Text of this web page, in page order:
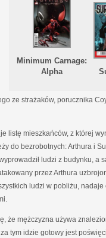
Minimum Carnage:
Alpha
ze strażaków, porucznika
listę mieszkańców, z której
do bezrobotnych: Arthura i
ludzi z budynku, a
przez Arthura
ludzi w pobliżu, nadaje
że mężczyzna używa
tym idzie gotowy jest